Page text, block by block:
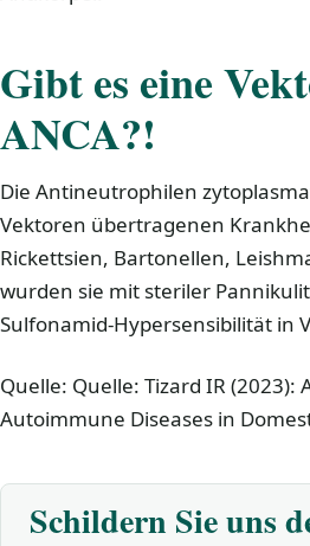
Gibt es eine
ANCA?!
Die Antineutrophilen
Vektoren übertragenen
Rickettsien, Bartonellen,
wurden sie mit steriler
Sulfonamid-Hypersensibilität in
Quelle: Quelle: Tizard IR
Autoimmune Diseases in
Schildern Sie uns